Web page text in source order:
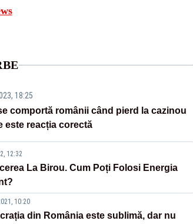
18:25
comportă românii când pierd la cazinou
este reacția corectă
12:32
La Birou. Cum Poți Folosi Energia
10:20
din România este sublimă, dar nu